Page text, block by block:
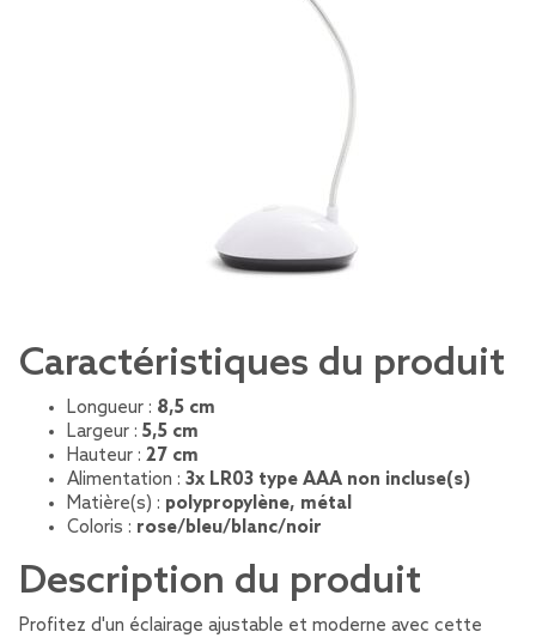
Caractéristiques du produit
Longueur : 8,5 cm
Largeur : 5,5 cm
Hauteur : 27 cm
Alimentation : 3x LR03 type AAA non incluse(s)
Matière(s) : polypropylène, métal
Coloris : rose/bleu/blanc/noir
Description du produit
Profitez d'un éclairage ajustable et moderne avec cette